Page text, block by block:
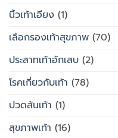
นิ้วเท้าเอียง (1)
เลือกรองเท้าสุขภาพ (70)
ประสาทเท้าอักเสบ (2)
โรคเกี่ยวกับเท้า (78)
ปวดส้นเท้า (1)
สุขภาพเท้า (16)